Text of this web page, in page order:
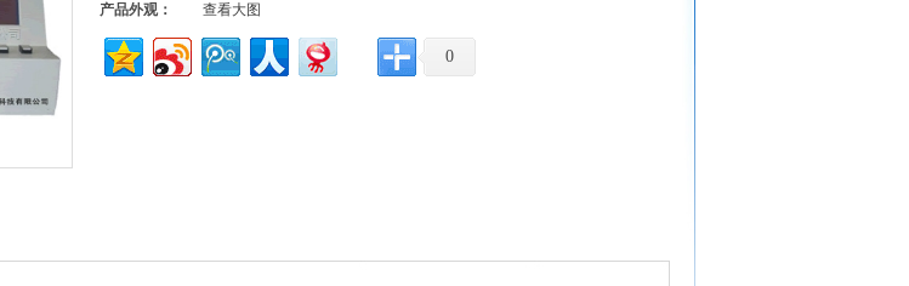
产品外观： 查看大图
0